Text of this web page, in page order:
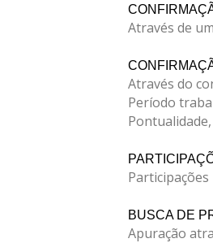
Através de
Através do
Período
BUSCA DE
Apuração